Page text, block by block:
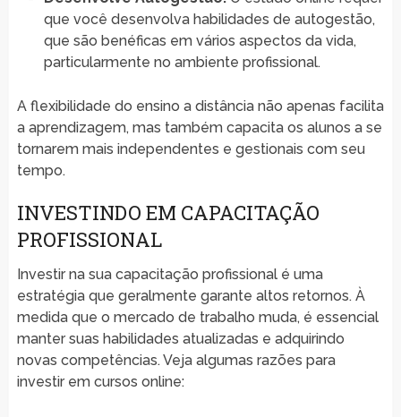
que você desenvolva habilidades de autogestão,
que são benéficas em vários aspectos da vida,
particularmente no ambiente profissional.
A flexibilidade do ensino a distância não apenas facilita
a aprendizagem, mas também capacita os alunos a se
tornarem mais independentes e gestionais com seu
tempo.
INVESTINDO EM CAPACITAÇÃO
PROFISSIONAL
Investir na sua capacitação profissional é uma
estratégia que geralmente garante altos retornos. À
medida que o mercado de trabalho muda, é essencial
manter suas habilidades atualizadas e adquirindo
novas competências. Veja algumas razões para
investir em cursos online: